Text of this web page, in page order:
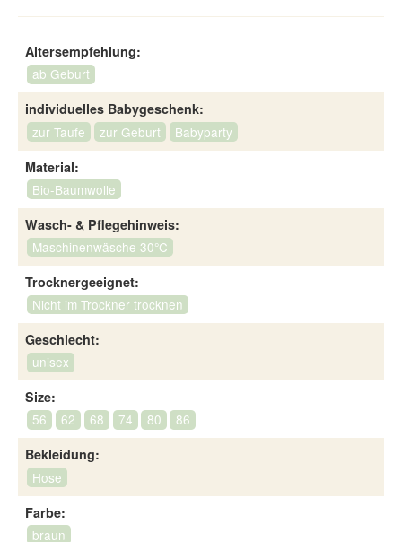
Altersempfehlung:
ab Geburt
individuelles Babygeschenk:
zur Taufe
zur Geburt
Babyparty
Material:
Bio-Baumwolle
Wasch- & Pflegehinweis:
Maschinenwäsche 30°C
Trocknergeeignet:
Nicht im Trockner trocknen
Geschlecht:
unisex
Size:
56
62 68 74 80
86
Bekleidung:
Hose
Farbe:
braun